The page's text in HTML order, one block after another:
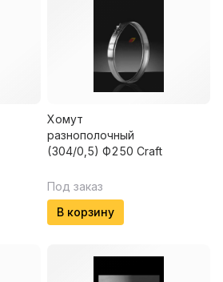
Хомут
разнополочный
(304/0,5) Ф250 Craft
Под заказ
В корзину